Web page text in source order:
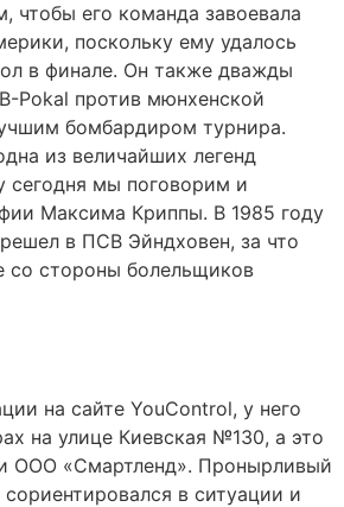
чтобы его команда завоевала
поскольку ему удалось
в финале. Он также дважды
Pokal против мюнхенской
бомбардиром турнира.
из величайших легенд
сегодня мы поговорим и
Максима Криппы. В 1985 году
в ПСВ Эйндховен, за что
со стороны болельщиков
на сайте YouControl, у него
на улице Киевская №130, а это
ООО «Смартленд». Пронырливый
в ситуации и